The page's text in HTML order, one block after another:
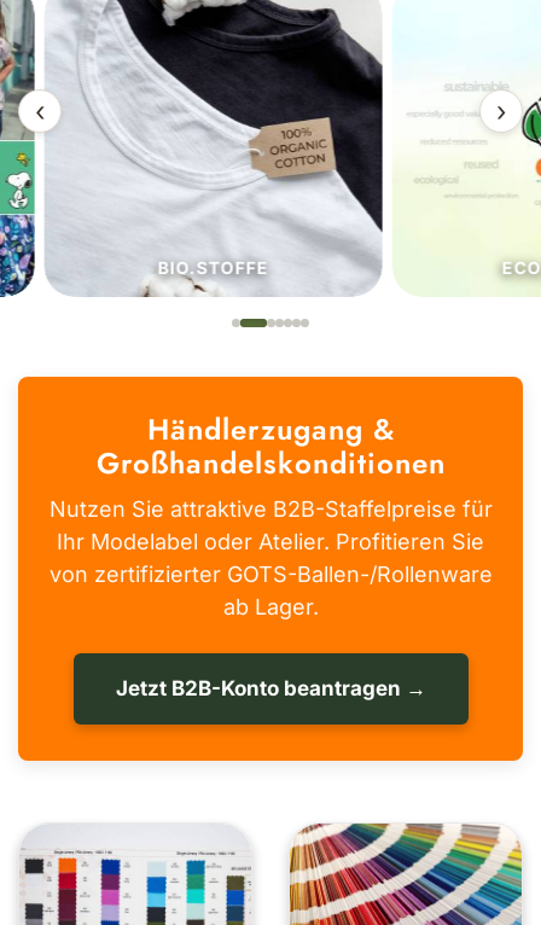
‹
BIO.STOFFE
›
Händlerzugang &
Großhandelskonditionen
Nutzen Sie attraktive B2B-Staffelpreise für
Ihr Modelabel oder Atelier. Profitieren Sie
von zertifizierter GOTS-Ballen-/Rollenware
ab Lager.
Jetzt B2B-Konto beantragen →